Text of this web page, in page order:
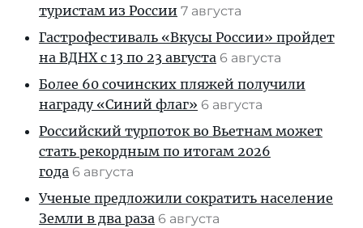
туристам из России 7 августа
Гастрофестиваль «Вкусы России» пройдет
на ВДНХ с 13 по 23 августа 6 августа
Более 60 сочинских пляжей получили
награду «Синий флаг» 6 августа
Российский турпоток во Вьетнам может
стать рекордным по итогам 2026
года 6 августа
Ученые предложили сократить население
Земли в два раза 6 августа